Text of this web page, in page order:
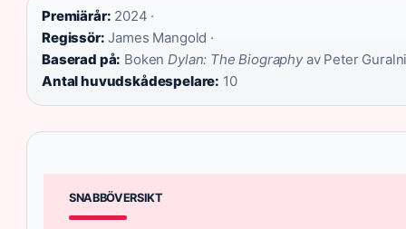
Premiärår: 2024 ·
Regissör: James Mangold ·
Baserad på: Boken Dylan: The Biographyav Peter
Antal huvudskådespelare: 10
SNABBÖVERSIKT